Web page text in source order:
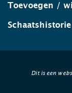
Toevoegen /
Schaatshistorie
Dit is een